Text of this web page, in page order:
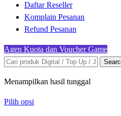
Daftar Reseller
Komplain Pesanan
Refund Pesanan
Agen Kuota dan Voucher Game
Menampilkan hasil tunggal
Pilih opsi